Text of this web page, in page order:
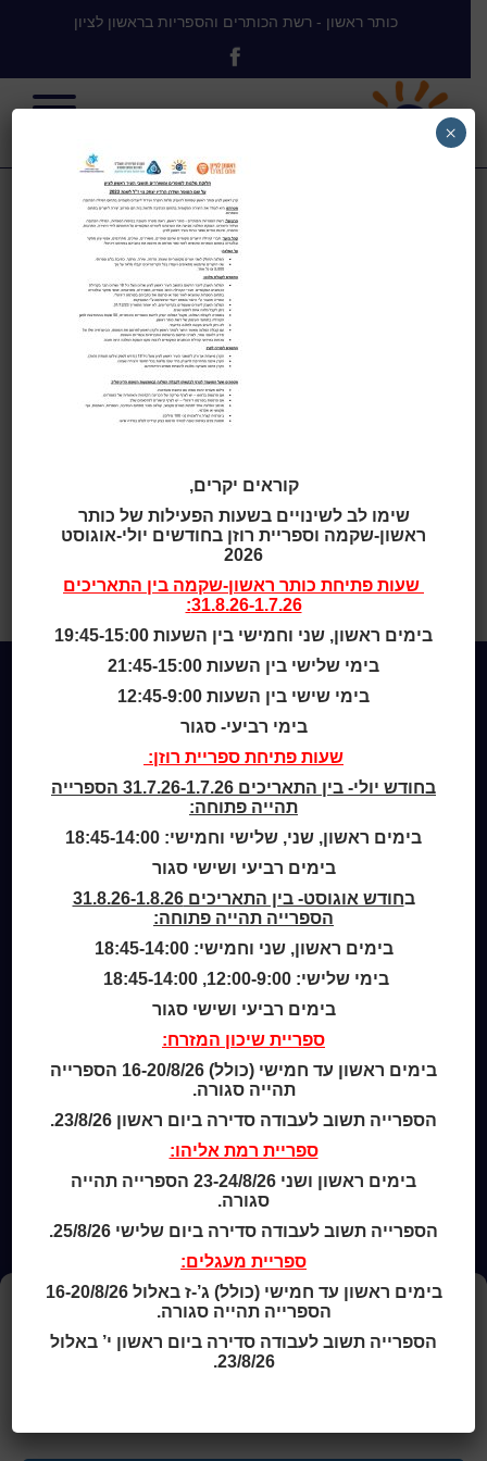
ניהול העדפות עוגיות
לשמירת מידע על המכשיר שלך ולניתוח השימוש באתר.
כותר ראשון - רשת הכותרים והספריות בראשון לציון
קול קורא
לקבלת מלגה
לכותבים עש
יצחק נוי
בית>קול קורא לקבלת מלגה ע”ש
>קול
קורא לקבלת מלגה לכותבים עש יצחק
צור קשר
שעות סיפור
ספרים דיגיטליים
קטלוג כותר ראשון
המומחה לשירותך
מדיניות שימוש בקבצי קוקיז (Cookies Policy)
קוראים יקרים,
שימו לב לשינויים בשעות הפעילות של כותר
ראשון-שקמה וספריית רוזן בחודשים יולי-אוגוסט
2026
שעות פתיחת כותר ראשון-שקמה בין התאריכים
31.8.26-1.7.26:
בימים ראשון, שני וחמישי בין השעות 19:45-15:00
בימי שלישי בין השעות 21:45-15:00
בימי שישי בין השעות 12:45-9:00
בימי רביעי- סגור
שעות פתיחת ספריית רוזן:
בחודש יולי- בין התאריכים 31.7.26-1.7.26 הספרייה
תהייה פתוחה:
בימים ראשון, שני, שלישי וחמישי: 18:45-14:00
בימים רביעי ושישי סגור
ב
חודש אוגוסט- בין התאריכים 31.8.26-1.8.26
הספרייה תהייה פתוחה:
בימים ראשון, שני וחמישי: 18:45-14:00
בימי שלישי: 12:00-9:00, 18:45-14:00
בימים רביעי ושישי סגור
ספריית שיכון המזרח:
בימים ראשון עד חמישי (כולל) 16-20/8/26 הספרייה
תהייה סגורה.
הספרייה תשוב לעבודה סדירה ביום ראשון 23/8/26.
ספריית רמת אליהו:
בימים ראשון ושני 23-24/8/26 הספרייה תהייה
סגורה.
הספרייה תשוב לעבודה סדירה ביום שלישי 25/8/26.
ספריית מעגלים:
בימים ראשון עד חמישי (כולל) ג’-ז באלול 16-20/8/26
הספרייה תהייה סגורה.
הספרייה תשוב לעבודה סדירה ביום ראשון י’ באלול
23/8/26.
×